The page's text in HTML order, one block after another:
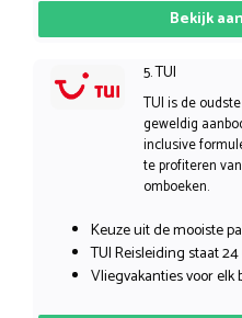
Bekijk
5. TUI
TUI is de
geweldig
inclusive
te profiteren
omboeken.
Keuze uit de mooiste
TUI Reisleiding staat
Vliegvakanties voor elk